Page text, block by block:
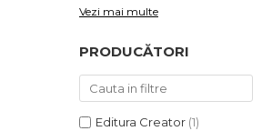
Vezi mai multe
PRODUCĂTORI
Editura Creator (1)